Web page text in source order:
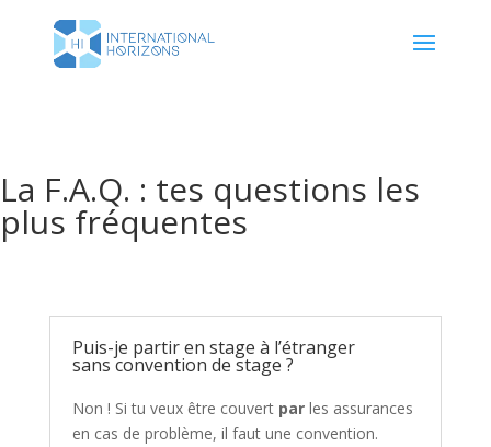
La F.A.Q. : tes questions les
plus fréquentes
Puis-je partir en stage à l’étranger
sans convention de stage ?
Non ! Si tu veux être couvert parles assurances
en cas de problème, il faut une convention.